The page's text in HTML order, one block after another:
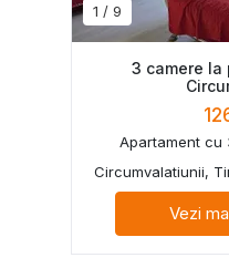
1 / 9
3 camere la
Apartament cu
Circumvalatiunii,
Vezi